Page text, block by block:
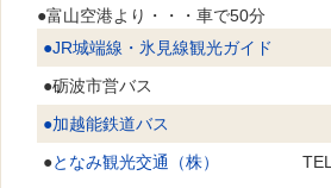
●富山空港より・・・車で50分
●JR城端線・氷見線観光ガイド
●砺波市営バス
●加越能鉄道バス
●となみ観光交通（株）